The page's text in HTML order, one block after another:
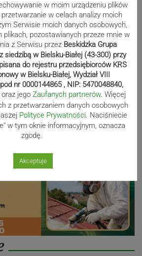
Szejowie ruszają po kolejne
Liderzy mistrzostw
w Rajdzie Rzeszowskim
w moim urządzeniu plików
w celach analizy moich
Serwisie moich danych osobowych,
plikach, pozostawianych przeze mnie w
z Serwisu przez Beskidzka Grupa
siedzibą w Bielsku-Białej (43-300) przy
do rejestru przedsiębiorców KRS
w Bielsku-Białej, Wydział VIII
nr 0000144865 , NIP: 5470048840,
oraz jego Zaufanych partnerów. Więcej
z przetwarzaniem danych osobowych
Polityce Prywatności. Naciśniecie
w tym oknie informacyjnym, oznacza
zgodę.
Akceptuje